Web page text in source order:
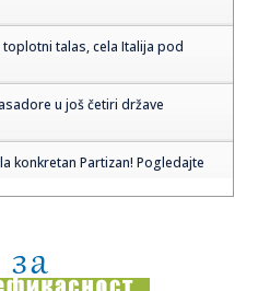
toplotni talas, cela Italija pod
u još četiri države
konkretan Partizan! Pogledajte
"Vidim da ga svi hvale"